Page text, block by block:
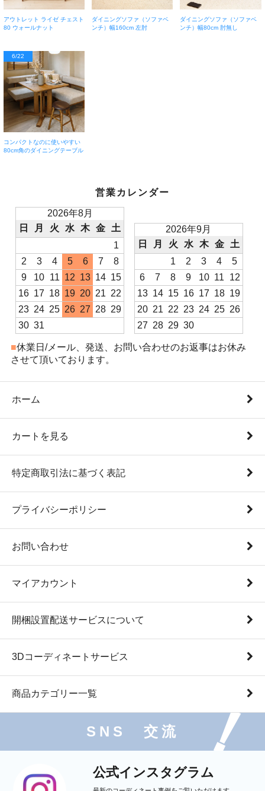
アウトレット ライゼ チェスト
80 ウォールナット
ダイニングソファ（ソファベ
ンチ）幅160cm 左肘
ダイニングソファ（ソファベ
ンチ）幅80cm 肘無し
6/22
コンパクトなのに使いやすい
80cm角のダイニングテーブル
営業カレンダー
2026年8月
日
月 火 水 木 金 土
1
2
3 4 5 6 7
8
9
10 11 12 13 14 15
16 17 18 19 20 21 22
23 24 25 26 27 28 29
30 31
2026年9月
日
月 火 水 木 金
土
1
2 3 4
5
6
7 8 9 10 11 12
13 14 15 16 17 18 19
20 21 22 23 24 25 26
27 28 29 30
■休業日/メール、発送、お問い合わせのお返事はお休み
させて頂いております。
ホーム
カートを見る
特定商取引法に基づく表記
プライバシーポリシー
お問い合わせ
マイアカウント
開梱設置配送サービスについて
3Dコーディネートサービス
商品カテゴリー一覧
SNS 交流
公式インスタグラム